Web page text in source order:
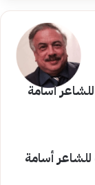
أسامة
أسامة